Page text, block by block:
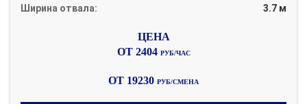
Ширина отвала:
3.7 м
ОТ 2404 РУБ/ЧАС
ОТ 19230 РУБ/СМЕНА